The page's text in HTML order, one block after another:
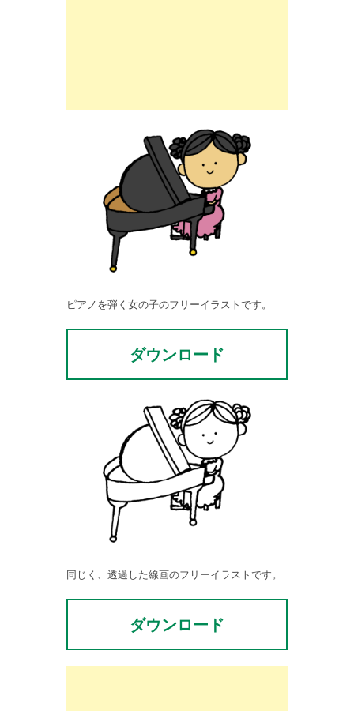
ピアノを弾く女の子のフリーイラストです。
ダウンロード
同じく、透過した線画のフリーイラストです。
ダウンロード